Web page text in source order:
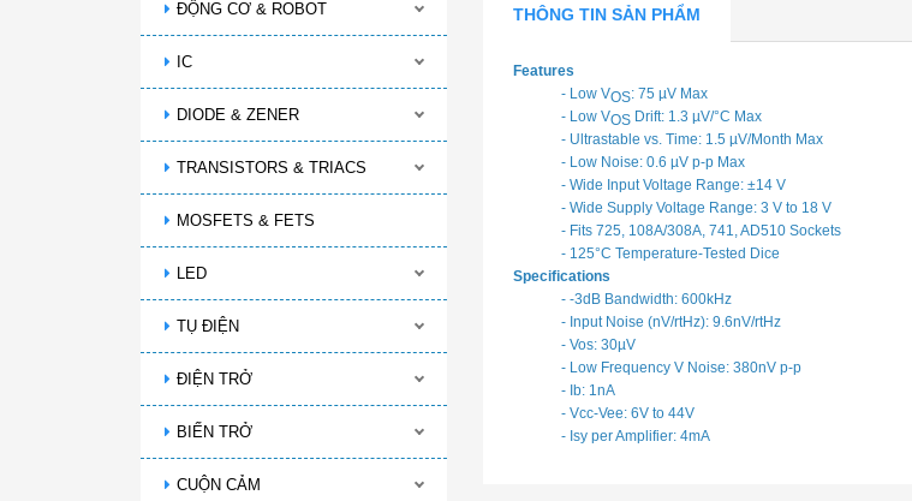
ĐỘNG CƠ & ROBOT
IC
DIODE & ZENER
TRANSISTORS & TRIACS
MOSFETS & FETS
LED
TỤ ĐIỆN
ĐIỆN TRỞ
BIẾN TRỞ
CUỘN CẢM
THÔNG TIN SẢN PHẨM
Features
- Low VOS: 75 µV Max
- Low VOS Drift: 1.3 µV/°C Max
- Ultrastable vs. Time: 1.5 µV/Month Max
- Low Noise: 0.6 µV p-p Max
- Wide Input Voltage Range: ±14 V
- Wide Supply Voltage Range: 3 V to 18 V
- Fits 725, 108A/308A, 741, AD510 Sockets
- 125°C Temperature-Tested Dice
Specifications
- -3dB Bandwidth: 600kHz
- Input Noise (nV/rtHz): 9.6nV/rtHz
- Vos: 30µV
- Low Frequency V Noise: 380nV p-p
- Ib: 1nA
- Vcc-Vee: 6V to 44V
- Isy per Amplifier: 4mA